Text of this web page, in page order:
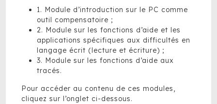
1. Module d’introduction sur le PC comme
outil compensatoire ;
2. Module sur les fonctions d’aide et les
applications spécifiques aux difficultés en
langage écrit (lecture et écriture) ;
3. Module sur les fonctions d’aide aux
tracés.
Pour accéder au contenu de ces modules,
cliquez sur l’onglet ci-dessous.